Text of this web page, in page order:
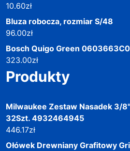
10.60zł
Bluza robocza, rozmiar S/48
96.00zł
Bosch Quigo Green
323.00zł
Produkty
Milwaukee Zestaw Nasadek 3/
32Szt. 4932464945
446.17zł
Ołówek Drewniany Grafitowy